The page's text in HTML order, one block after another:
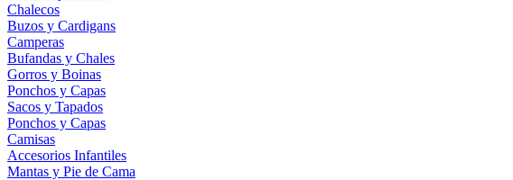
Chalecos
Buzos y Cardigans
Camperas
Bufandas y Chales
Gorros y Boinas
Ponchos y Capas
Sacos y Tapados
Ponchos y Capas
Camisas
Accesorios Infantiles
Mantas y Pie de Cama